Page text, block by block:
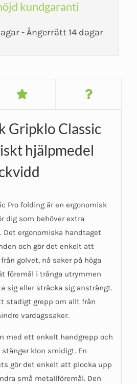
kundgaranti
- Ångerrätt 14 dagar
Gripklo Classic
hjälpmedel
Pro folding är en ergonomisk
dig som behöver extra
Det ergonomiska handtaget
och gör det enkelt att
golvet, nå saker på höga
föremål i trånga utrymmen
sig eller sträcka sig ansträngt.
stadigt grepp om allt från
vardagssaker.
med ett enkelt handgrepp och
klon smidigt. En
gör det enkelt att plocka upp
små metallföremål. Den